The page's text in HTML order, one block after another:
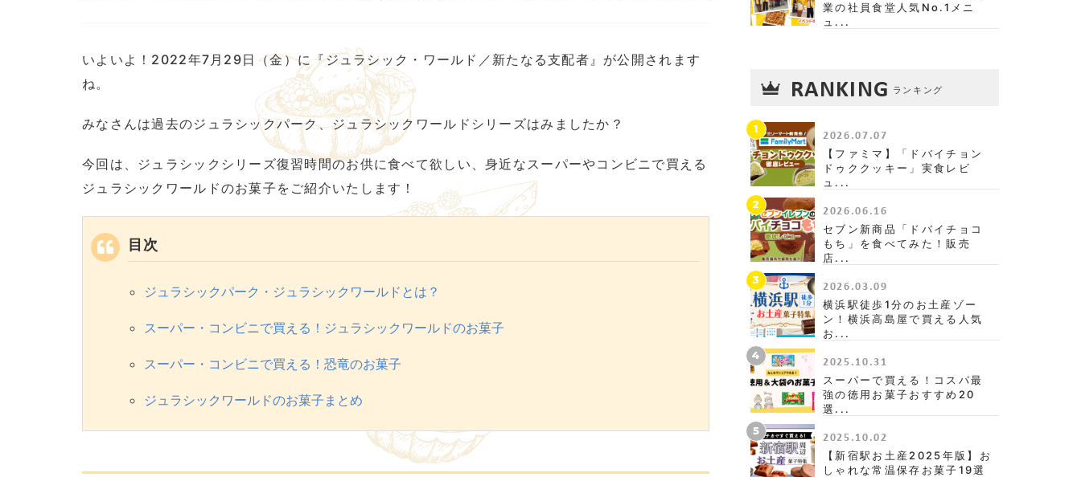
いよいよ！2022年7月29日（金）に『ジュラシック・ワールド／新たなる支配者』が公開されます
ね。
みなさんは過去のジュラシックパーク、ジュラシックワールドシリーズはみましたか？
今回は、ジュラシックシリーズ復習時間のお供に食べて欲しい、身近なスーパーやコンビニで買える
ジュラシックワールドのお菓子をご紹介いたします！
目次
ジュラシックパーク・ジュラシックワールドとは？
スーパー・コンビニで買える！ジュラシックワールドのお菓子
スーパー・コンビニで買える！恐竜のお菓子
ジュラシックワールドのお菓子まとめ
業の社員食堂人気No.1メニ
ュ...
RANKING ランキング
1 2026.07.07
【ファミマ】「ドバイチョン
ドゥククッキー」実食レビ
ュ...
2
2026.06.16
セブン新商品「ドバイチョコ
もち」を食べてみた！販売
店...
3
2026.03.09
横浜駅徒歩1分のお土産ゾー
ン！横浜高島屋で買える人気
お...
4
2025.10.31
スーパーで買える！コスパ最
強の徳用お菓子おすすめ20
選...
5
2025.10.02
【新宿駅お土産2025年版】お
しゃれな常温保存お菓子19選